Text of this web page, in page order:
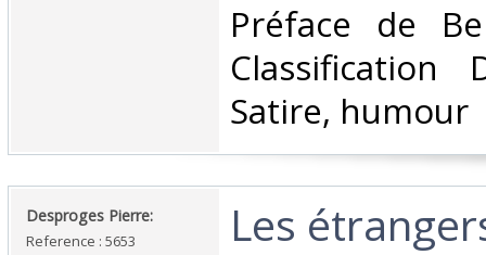
‎Préface de
Classification
Satire, humour‎
‎Desproges Pierre: ‎
Reference : 5653
‎Les